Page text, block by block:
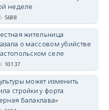
неделе
5688
жительница
о массовом убийстве
селе
10137
может изменить
стройки у форта
Балаклава»